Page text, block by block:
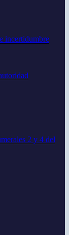
incertidumbre
2 y 4 del